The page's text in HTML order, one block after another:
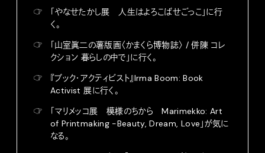
☞
「やなせたかし展 人生はよろこばせごっこ」に行
く。
☞
「山室眞二の薯版画〈かまくら博物誌〉 / 併陳 コレ
クション 暮らしの中で」に行く。
☞
『ブック・アクティビスト』Irma Boom: Book
Activist 展に行く。
☞
「マリメッコ展 模様のちから Marimekko: Art
of Printmaking -Beauty, Dream, Love」が気に
なる。